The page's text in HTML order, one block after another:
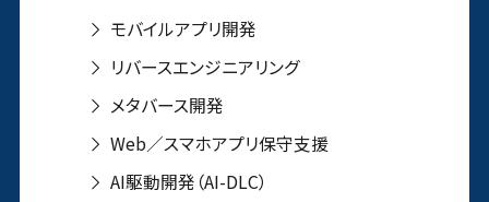
モバイルアプリ開発
リバースエンジニアリング
メタバース開発
Web／スマホアプリ保守支援
AI駆動開発（AI-DLC）